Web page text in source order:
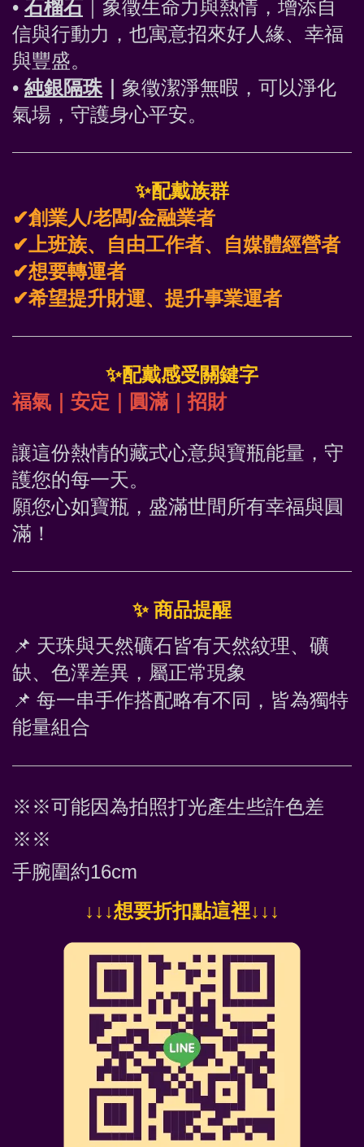
• 石榴石 ｜象徵生命力與熱情，增添自
信與行動力，也寓意招來好人緣、幸福
與豐盛。
• 純銀隔珠｜ 象徵潔淨無暇，可以淨化
氣場，守護身心平安。
✨配戴族群
✔創業人/老闆/金融業者
✔上班族、自由工作者、自媒體經營者
✔想要轉運者
✔希望提升財運、提升事業運者
✨配戴感受關鍵字
福氣｜安定｜圓滿｜招財
讓這份熱情的藏式心意與寶瓶能量，守
護您的每一天。
願您心如寶瓶，盛滿世間所有幸福與圓
滿！
✨ 商品提醒
📌 天珠與天然礦石皆有天然紋理、礦
缺、色澤差異，屬正常現象
📌 每一串手作搭配略有不同，皆為獨特
能量組合
※※可能因為拍照打光產生些許色差
※※
手腕圍約16cm
↓ ↓↓想要折扣點這裡↓↓↓